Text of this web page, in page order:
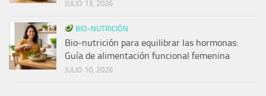
JULIO 13, 2026
BIO-NUTRICIÓN
Bio-nutrición para equilibrar las hormonas:
Guía de alimentación funcional femenina
JULIO 10, 2026